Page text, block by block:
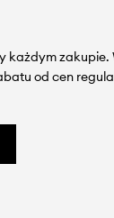
każdym zakupie.
od cen